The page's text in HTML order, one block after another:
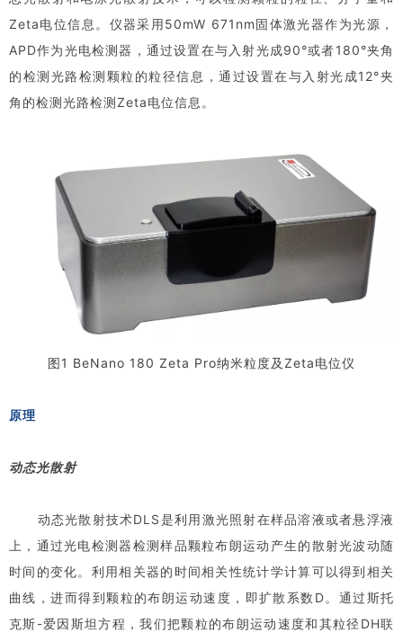
Zeta电位信息。仪器采用50mW 671nm固体激光器作为光源，
APD作为光电检测器，通过设置在与入射光成90°或者180°夹角
的检测光路检测颗粒的粒径信息，通过设置在与入射光成12°夹
角的检测光路检测Zeta电位信息。
图1 BeNano 180 Zeta Pro纳米粒度及Zeta电位仪
原理
动态光散射
动态光散射技术DLS是利用激光照射在样品溶液或者悬浮液
上，通过光电检测器检测样品颗粒布朗运动产生的散射光波动随
时间的变化。利用相关器的时间相关性统计学计算可以得到相关
曲线，进而得到颗粒的布朗运动速度，即扩散系数D。通过斯托
克斯-爱因斯坦方程，我们把颗粒的布朗运动速度和其粒径DH联